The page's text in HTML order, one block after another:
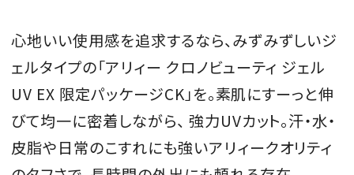
MAGAZINE
SPUR 2026 JULY
2026年9月号
2026-07-23発売
心地いい使用感を追求するなら、みずみずしいジ
ェルタイプの「アリィー クロノビューティ ジェル
UV EX 限定パッケージCK」を。素肌にすーっと伸
びて均一に密着しながら、 強力UVカット。汗・水・
皮脂や日常のこすれにも強いアリィークオリティ